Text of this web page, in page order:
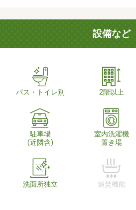
設備など
バス・トイレ別 2階以上
駐車場
(近隣含)
室内洗濯機
置き場
洗面所独立 追焚機能